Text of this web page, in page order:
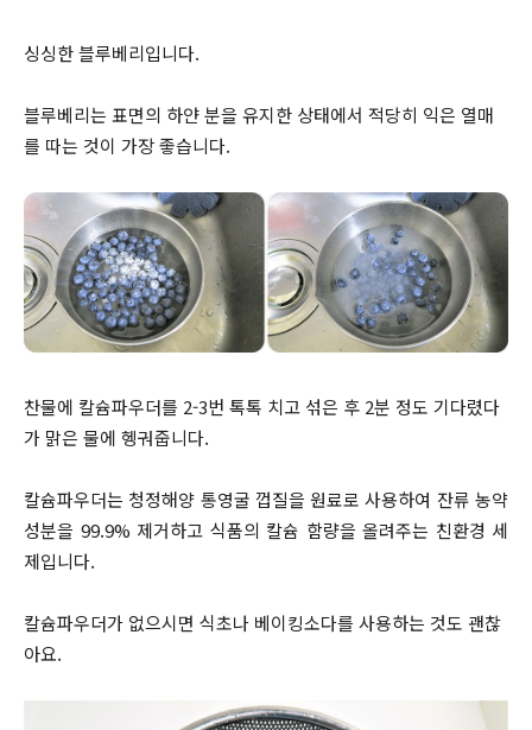
싱싱한 블루베리입니다.
블루베리는 표면의 하얀 분을 유지한 상태에서 적당히 익은 열매
를 따는 것이 가장 좋습니다.
찬물에 칼슘파우더를 2-3번 톡톡 치고 섞은 후 2분 정도 기다렸다
가 맑은 물에 헹궈줍니다.
칼슘파우더는 청정해양 통영굴 껍질을 원료로 사용하여 잔류 농약
성분을 99.9% 제거하고 식품의 칼슘 함량을 올려주는 친환경 세
제입니다.
칼슘파우더가 없으시면 식초나 베이킹소다를 사용하는 것도 괜찮
아요.